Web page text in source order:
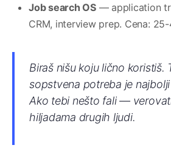
Job search OS— application
CRM, interview prep. Cena:
Biraš nišu koju lično koristiš.
sopstvena potreba je
Ako tebi nešto fali —
hiljadama drugih ljudi.